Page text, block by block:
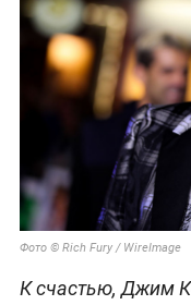
Фото © Rich Fury / WireImage
К счастью, Джим